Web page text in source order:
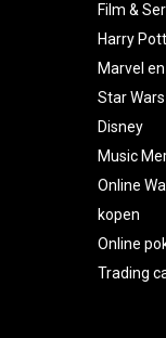
Film &
Harry
Marvel en
Star Wars
Disney
Music
Online
kopen
Online
Trading